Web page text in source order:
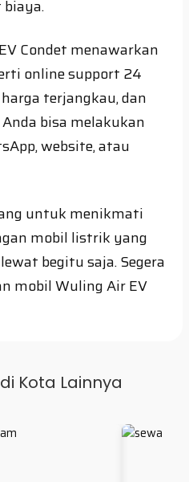
Condet menawarkan
online support 24
terjangkau, dan
bisa melakukan
website, atau
untuk menikmati
mobil listrik yang
begitu saja. Segera
mobil Wuling Air EV
Kota Lainnya